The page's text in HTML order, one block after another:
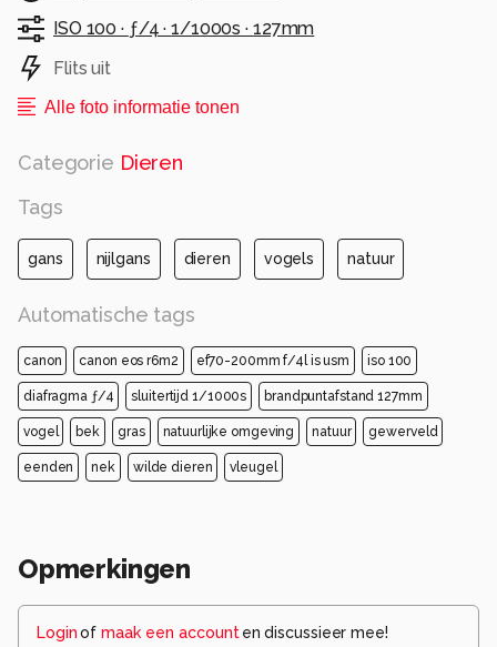
ISO 100 · ƒ/4 ·1/1000s · 127mm
Flits uit
Alle foto informatie tonen
Categorie Dieren
Tags
gans nijlgans dieren vogels natuur
Automatische tags
canon canon eos r6m2 ef70-200mm f/4l is usm iso 100
diafragma ƒ/4 sluitertijd 1/1000s brandpuntafstand 127mm
vogel bek gras natuurlijke omgeving natuur gewerveld
eenden nek wilde dieren vleugel
Opmerkingen
Loginof maak een account en discussieer mee!